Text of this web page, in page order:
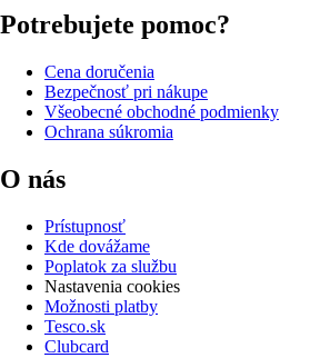
Potrebujete pomoc?
Cena doručenia
Bezpečnosť pri nákupe
Všeobecné obchodné podmienky
Ochrana súkromia
O nás
Prístupnosť
Kde dovážame
Poplatok za službu
Nastavenia cookies
Možnosti platby
Tesco.sk
Clubcard